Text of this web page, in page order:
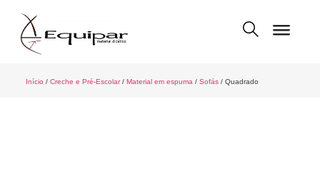
Início / Creche e Pré-Escolar/ Material em espuma / Sofás/ Quadrado